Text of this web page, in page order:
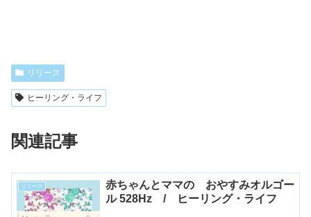
リリース
ヒーリング・ライフ
関連記事
リリース
赤ちゃんとママの おやすみオルゴー
ル 528Hz / ヒーリング・ライフ